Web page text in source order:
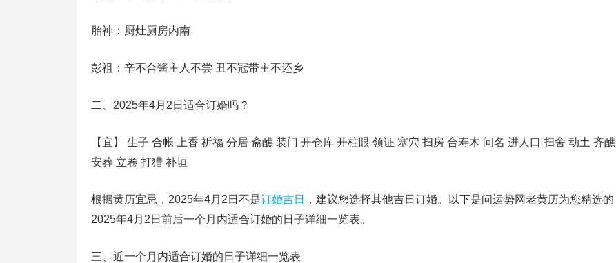
胎神：厨灶厕房内南
彭祖：辛不合酱主人不尝 丑不冠带主不还乡
二、2025年4月2日适合订婚吗？
【宜】 生子 合帐 上香 祈福 分居 斋醮 装门 开仓库 开柱眼 领证 塞穴 扫房 合寿木 问名 进人口 扫舍 动土 齐醮
安葬 立卷 打猎 补垣
根据黄历宜忌，2025年4月2日不是订婚吉日
，建议您选择其他吉日订婚。以下是问运势网老黄历为您精选的
2025年4月2日前后一个月内适合订婚的日子详细一览表。
三、近一个月内适合订婚的日子详细一览表